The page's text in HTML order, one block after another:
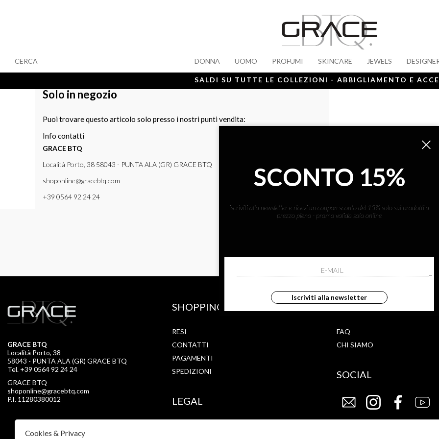
DONNA UOMO PROFUMI SKINCARE JEWELS
CERCA
SALDI SU TUTTE LE COLLEZIONI - ABBIGLIAMENTO E
Solo in negozio
Puoi trovare questo articolo solo presso i nostri punti vendita:
Info contatti
GRACE BTQ
Località Porto, 38 58043 - PUNTA ALA (GR) GRACE BTQ
shoponline@gracebtq.com
+39 0564 92 24 24
ISCRIVITI ALLA
ho letto ed accettato le condizioni sulla
GRACE BTQ
Località Porto, 38
58043 - PUNTA ALA (GR) GRACE BTQ
Tel. +39 0564 92 24 24
GRACE BTQ
shoponline@gracebtq.com
P.I. 11280380012
SHOPPING
RESI
CONTATTI
PAGAMENTI
SPEDIZIONI
LEGAL
STORE
FAQ
CHI SIAMO
SOCIAL
SCONTO 15%
iscriviti alla newsletter e ricevi un coupon sconto del 15% solo sui prodotti a
prezzo pieno - promo valida solo online
Iscriviti alla newsletter
Cookies & Privacy